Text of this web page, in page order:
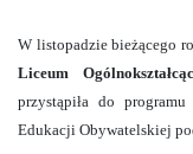
W listopadzie bieżącego
Liceum
przystąpiła do
Edukacji Obywatelskiej